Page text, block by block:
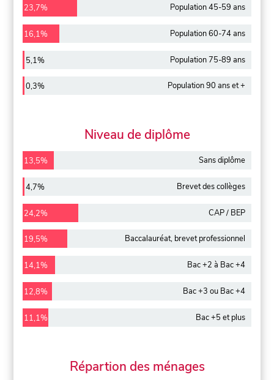
23,7% Population 45-59 ans
16,1% Population 60-74 ans
5,1% Population 75-89 ans
0,3% Population 90 ans et +
Niveau de diplôme
13,5% Sans diplôme
4,7% Brevet des collèges
24,2% CAP / BEP
19,5% Baccalauréat, brevet professionnel
14,1% Bac +2 à Bac +4
12,8% Bac +3 ou Bac +4
11,1% Bac +5 et plus
Répartion des ménages